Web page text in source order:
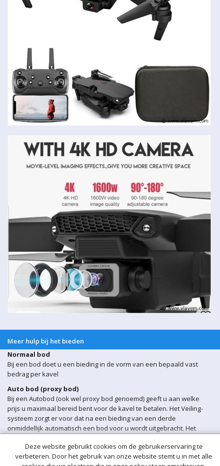
Meer hulp bij het bieden
Normaal bod
Bij een bod doet u een bieding in de vorm van een bepaald vast
bedrag per kavel
Auto bod (proxy bod)
Bij een Autobod (ook wel proxy bod genoemd) geeft u aan welke
prijs u maximaal bereid bent voor de kavel te betalen. Het Veiling-
systeem zorgt er voor dat na een bieding van een derde
onmiddellijk automatisch een bod voor u wordt uitgebracht. Het
is bereikt.
Sluitingsmoment kavel
Deze website gebruikt cookies om de gebruikerservaring te
verbeteren. Door het gebruik van onze website stemt u in met alle